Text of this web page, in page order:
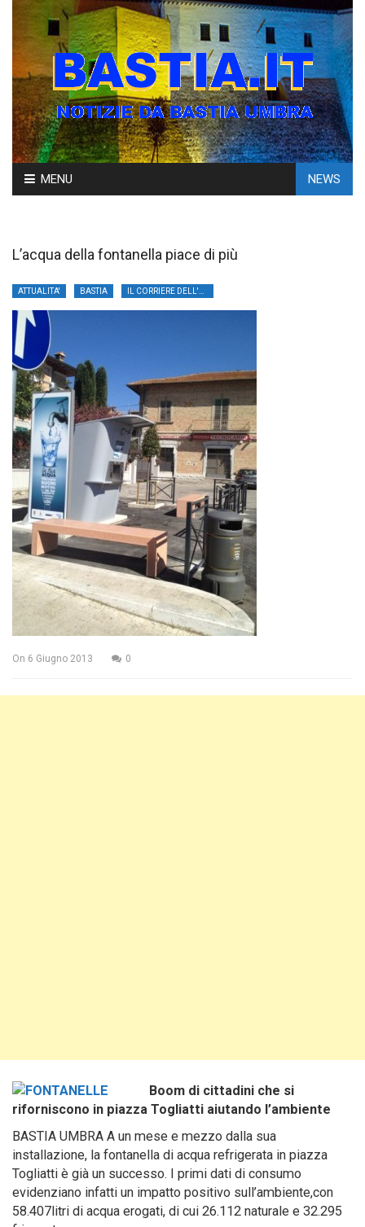
Skip
to
MENU NEWS
L’acqua della fontanella piace di più
ATTUALITA' BASTIA
On 6 Giugno 2013 0
Boom di cittadini che si
riforniscono in piazza Togliatti aiutando l’ambiente
BASTIA UMBRA A un mese e mezzo dalla sua
installazione, la fontanella di acqua refrigerata in piazza
Togliatti è già un successo. I primi dati di consumo
evidenziano infatti un impatto positivo sull’ambiente,con
58.407litri di acqua erogati, di cui 26.112 naturale e 32.295